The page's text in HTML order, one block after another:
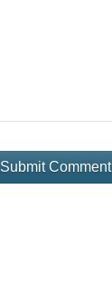
Submit Comment